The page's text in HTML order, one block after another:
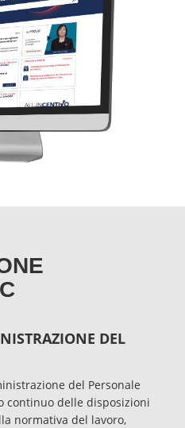
DEL
del Personale
continuo delle disposizioni
normativa del lavoro,